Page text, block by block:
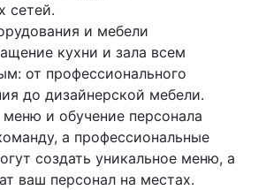
сетей.
и мебели
кухни и зала всем
от профессионального
до дизайнерской мебели.
меню и обучение персонала
а профессиональные
создать уникальное меню, а
ваш персонал на местах.